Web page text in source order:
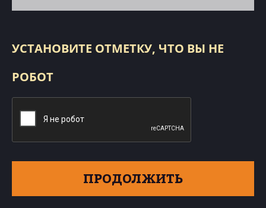
УСТАНОВИТЕ ОТМЕТКУ, ЧТО ВЫ НЕ
РОБОТ
ПРОДОЛЖИТЬ